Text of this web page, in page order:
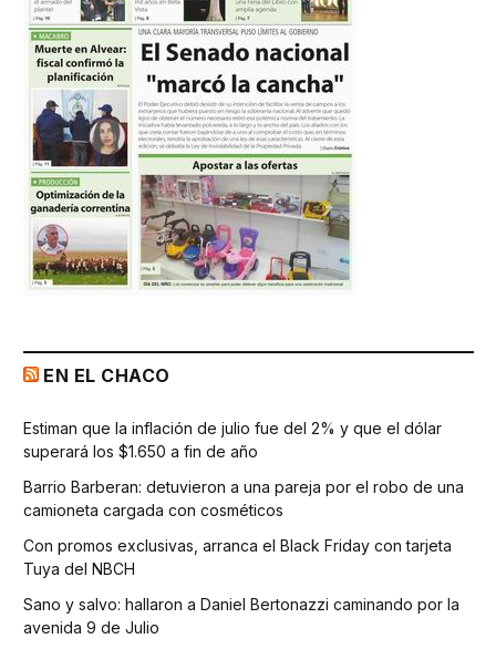
EN EL CHACO
Estiman que la inflación de julio fue del 2% y que el dólar
superará los $1.650 a fin de año
Barrio Barberan: detuvieron a una pareja por el robo de una
camioneta cargada con cosméticos
Con promos exclusivas, arranca el Black Friday con tarjeta
Tuya del NBCH
Sano y salvo: hallaron a Daniel Bertonazzi caminando por la
avenida 9 de Julio